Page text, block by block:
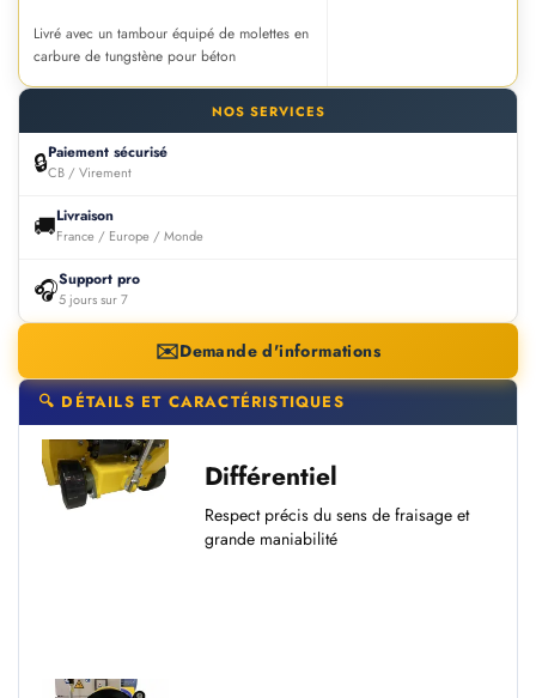
Livré avec un tambour équipé de molettes en
carbure de tungstène pour béton
NOS SERVICES
🔒Paiement sécurisé
CB / Virement
🚚Livraison
France / Europe / Monde
🎧Support pro
5 jours sur 7
✉️Demande d'informations
🔍 DÉTAILS ET CARACTÉRISTIQUES
Différentiel
Respect précis du sens de fraisage et
grande maniabilité